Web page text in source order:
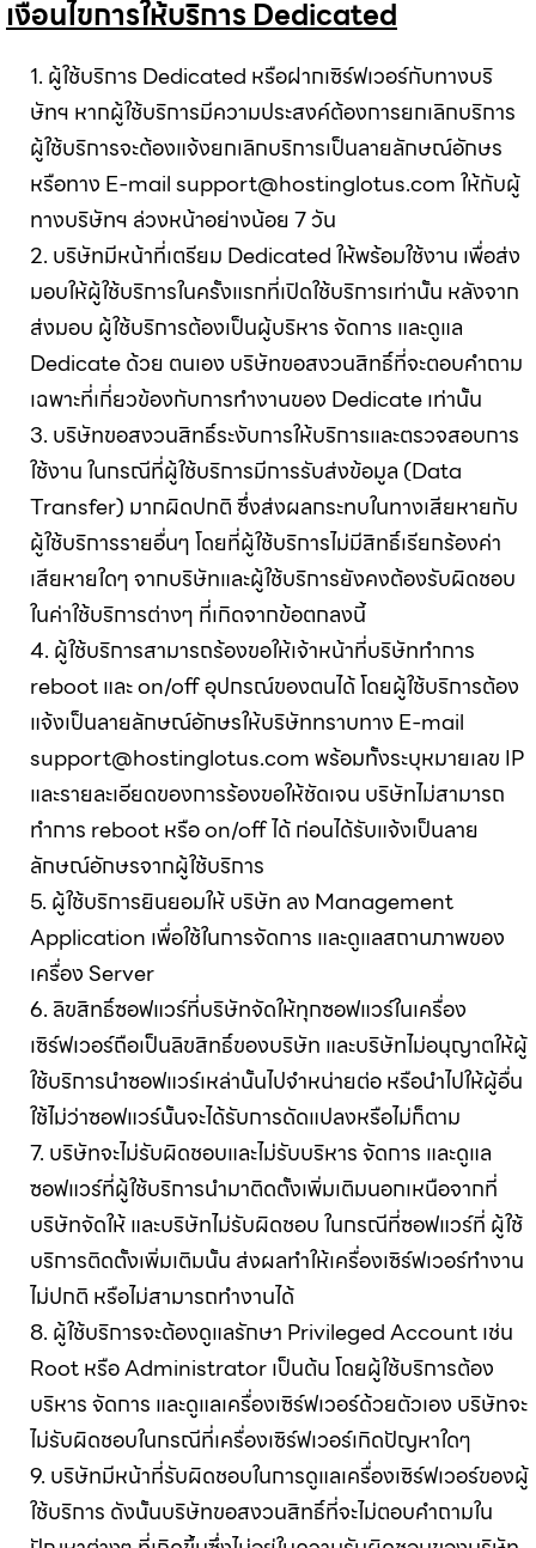
เงื่อนไขการให้บริการ Dedicated
1. ผู้ใช้บริการ Dedicated หรือฝากเซิร์ฟเวอร์กับทางบริ
ษัทฯ หากผู้ใช้บริการมีความประสงค์ต้องการยกเลิกบริการ
ผู้ใช้บริการจะต้องแจ้งยกเลิกบริการเป็นลายลักษณ์อักษร
หรือทาง E-mailsupport@hostinglotus.comให้กับผู้
ทางบริษัทฯ ล่วงหน้าอย่างน้อย 7 วัน
2. บริษัทมีหน้าที่เตรียม Dedicated ให้พร้อมใช้งาน เพื่อส่ง
มอบให้ผู้ใช้บริการในครั้งแรกที่เปิดใช้บริการเท่านั้น หลังจาก
ส่งมอบ ผู้ใช้บริการต้องเป็นผู้บริหาร จัดการ และดูแล
Dedicate ด้วย ตนเอง บริษัทขอสงวนสิทธิ์ที่จะตอบคำถาม
เฉพาะที่เกี่ยวข้องกับการทำงานของ Dedicate เท่านั้น
3. บริษัทขอสงวนสิทธิ์ระงับการให้บริการและตรวจสอบการ
ใช้งาน ในกรณีที่ผู้ใช้บริการมีการรับส่งข้อมูล (Data
Transfer) มากผิดปกติ ซึ่งส่งผลกระทบในทางเสียหายกับ
ผู้ใช้บริการรายอื่นๆ โดยที่ผู้ใช้บริการไม่มีสิทธิ์เรียกร้องค่า
เสียหายใดๆ จากบริษัทและผู้ใช้บริการยังคงต้องรับผิดชอบ
ในค่าใช้บริการต่างๆ ที่เกิดจากข้อตกลงนี้
4. ผู้ใช้บริการสามารถร้องขอให้เจ้าหน้าที่บริษัททำการ
reboot และ on/off อุปกรณ์ของตนได้ โดยผู้ใช้บริการต้อง
แจ้งเป็นลายลักษณ์อักษรให้บริษัททราบทาง E-mail
support@hostinglotus.comพร้อมทั้งระบุหมายเลข IP
และรายละเอียดของการร้องขอให้ชัดเจน บริษัทไม่สามารถ
ทำการ reboot หรือ on/off ได้ ก่อนได้รับแจ้งเป็นลาย
ลักษณ์อักษรจากผู้ใช้บริการ
5. ผู้ใช้บริการยินยอมให้ บริษัท ลง Management
Application เพื่อใช้ในการจัดการ และดูแลสถานภาพของ
เครื่อง Server
6. ลิขสิทธิ์ซอฟแวร์ที่บริษัทจัดให้ทุกซอฟแวร์ในเครื่อง
เซิร์ฟเวอร์ถือเป็นลิขสิทธิ์ของบริษัท และบริษัทไม่อนุญาตให้ผู้
ใช้บริการนำซอฟแวร์เหล่านั้นไปจำหน่ายต่อ หรือนำไปให้ผู้อื่น
ใช้ไม่ว่าซอฟแวร์นั้นจะได้รับการดัดแปลงหรือไม่ก็ตาม
7. บริษัทจะไม่รับผิดชอบและไม่รับบริหาร จัดการ และดูแล
ซอฟแวร์ที่ผู้ใช้บริการนำมาติดตั้งเพิ่มเติมนอกเหนือจากที่
บริษัทจัดให้ และบริษัทไม่รับผิดชอบ ในกรณีที่ซอฟแวร์ที่ ผู้ใช้
บริการติดตั้งเพิ่มเติมนั้น ส่งผลทำให้เครื่องเซิร์ฟเวอร์ทำงาน
ไม่ปกติ หรือไม่สามารถทำงานได้
8. ผู้ใช้บริการจะต้องดูแลรักษา Privileged Account เช่น
Root หรือ Administrator เป็นต้น โดยผู้ใช้บริการต้อง
บริหาร จัดการ และดูแลเครื่องเซิร์ฟเวอร์ด้วยตัวเอง บริษัทจะ
ไม่รับผิดชอบในกรณีที่เครื่องเซิร์ฟเวอร์เกิดปัญหาใดๆ
9. บริษัทมีหน้าที่รับผิดชอบในการดูแลเครื่องเซิร์ฟเวอร์ของผู้
ใช้บริการ ดังนั้นบริษัทขอสงวนสิทธิ์ที่จะไม่ตอบคำถามใน